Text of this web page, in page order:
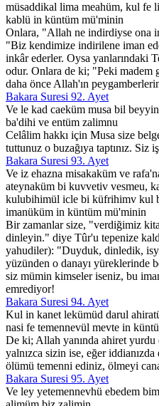
müsaddikal lima meahüm, kul fe
kablü in küntüm mü'minin
Onlara, "Allah ne indirdiyse ona
"Biz kendimize indirilene iman
inkâr ederler. Oysa yanlarındaki
odur. Onlara de ki; "Peki madem
daha önce Allah'ın
Bakara Suresi 92. Ayet
Ve le kad caeküm musa bil
ba'dihi ve entüm zalimnu
Celâlim hakkı için Musa size
tuttunuz o buzağıya taptınız. Siz
Bakara Suresi 93. Ayet
Ve iz ehazna misakaküm ve
ateynaküm bi kuvvetiv vesmeu,
kulubihimül icle bi küfrihimv kul
imanüküm in küntüm mü'minin
Bir zamanlar size, "verdiğimiz
dinleyin." diye Tûr'u tepenize
yahudiler): "Duyduk, dinledik,
yüzünden o danayı yüreklerinde
siz mümin kimseler iseniz, bu
emrediyor!
Bakara Suresi 94. Ayet
Kul in kanet lekümüd darul
nasi fe temennevül mevte in
De ki; Allah yanında ahiret yurdu
yalnızca sizin ise, eğer
ölümü temenni ediniz, ölmeyi
Bakara Suresi 95. Ayet
Ve ley yetemennevhü ebedem